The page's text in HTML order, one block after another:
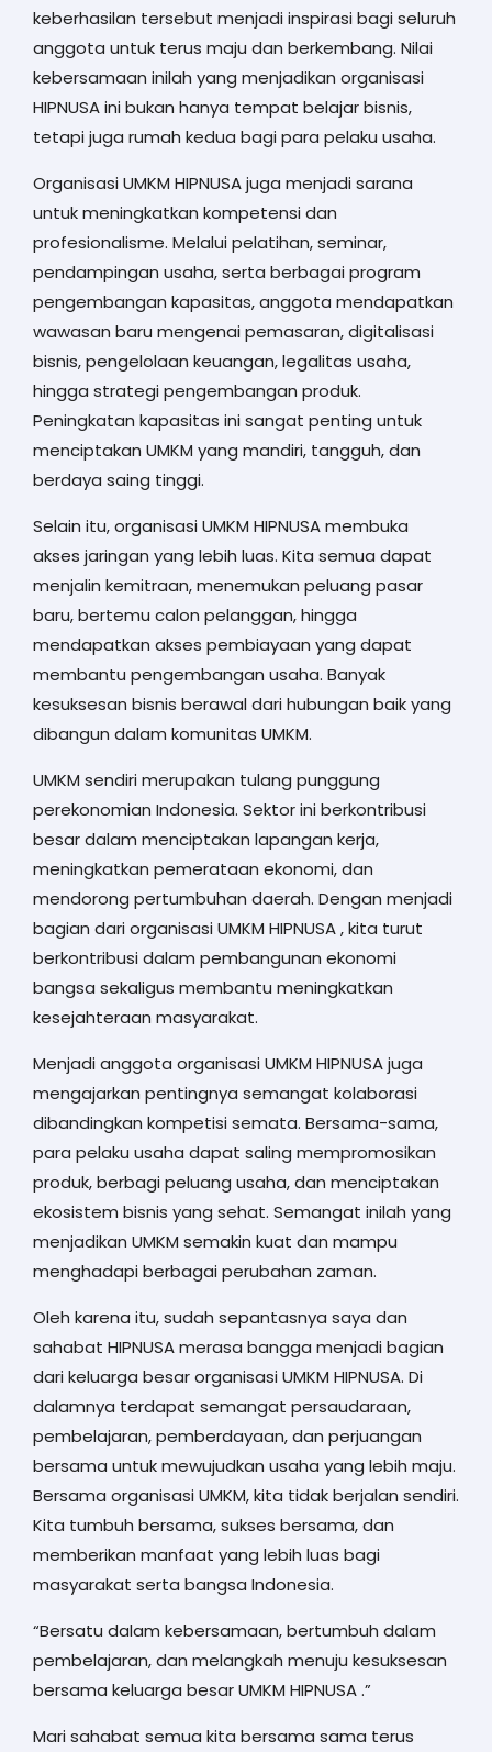
keberhasilan tersebut menjadi inspirasi bagi seluruh
anggota untuk terus maju dan berkembang. Nilai
kebersamaan inilah yang menjadikan organisasi
HIPNUSA ini bukan hanya tempat belajar bisnis,
tetapi juga rumah kedua bagi para pelaku usaha.
Organisasi UMKM HIPNUSA juga menjadi sarana
untuk meningkatkan kompetensi dan
profesionalisme. Melalui pelatihan, seminar,
pendampingan usaha, serta berbagai program
pengembangan kapasitas, anggota mendapatkan
wawasan baru mengenai pemasaran, digitalisasi
bisnis, pengelolaan keuangan, legalitas usaha,
hingga strategi pengembangan produk.
Peningkatan kapasitas ini sangat penting untuk
menciptakan UMKM yang mandiri, tangguh, dan
berdaya saing tinggi.
Selain itu, organisasi UMKM HIPNUSA membuka
akses jaringan yang lebih luas. Kita semua dapat
menjalin kemitraan, menemukan peluang pasar
baru, bertemu calon pelanggan, hingga
mendapatkan akses pembiayaan yang dapat
membantu pengembangan usaha. Banyak
kesuksesan bisnis berawal dari hubungan baik yang
dibangun dalam komunitas UMKM.
UMKM sendiri merupakan tulang punggung
perekonomian Indonesia. Sektor ini berkontribusi
besar dalam menciptakan lapangan kerja,
meningkatkan pemerataan ekonomi, dan
mendorong pertumbuhan daerah. Dengan menjadi
bagian dari organisasi UMKM HIPNUSA , kita turut
berkontribusi dalam pembangunan ekonomi
bangsa sekaligus membantu meningkatkan
kesejahteraan masyarakat.
Menjadi anggota organisasi UMKM HIPNUSA juga
mengajarkan pentingnya semangat kolaborasi
dibandingkan kompetisi semata. Bersama-sama,
para pelaku usaha dapat saling mempromosikan
produk, berbagi peluang usaha, dan menciptakan
ekosistem bisnis yang sehat. Semangat inilah yang
menjadikan UMKM semakin kuat dan mampu
menghadapi berbagai perubahan zaman.
Oleh karena itu, sudah sepantasnya saya dan
sahabat HIPNUSA merasa bangga menjadi bagian
dari keluarga besar organisasi UMKM HIPNUSA. Di
dalamnya terdapat semangat persaudaraan,
pembelajaran, pemberdayaan, dan perjuangan
bersama untuk mewujudkan usaha yang lebih maju.
Bersama organisasi UMKM, kita tidak berjalan sendiri.
Kita tumbuh bersama, sukses bersama, dan
memberikan manfaat yang lebih luas bagi
masyarakat serta bangsa Indonesia.
“Bersatu dalam kebersamaan, bertumbuh dalam
pembelajaran, dan melangkah menuju kesuksesan
bersama keluarga besar UMKM HIPNUSA .”
Mari sahabat semua kita bersama sama terus